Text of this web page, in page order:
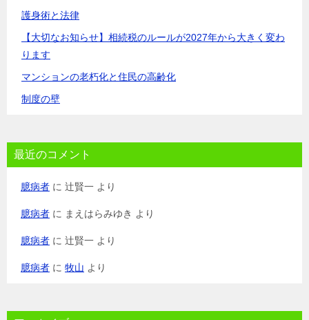
護身術と法律
【大切なお知らせ】相続税のルールが2027年から大きく変わ
ります
マンションの老朽化と住民の高齢化
制度の壁
最近のコメント
臆病者 に 辻賢一 より
臆病者 に まえはらみゆき より
臆病者 に 辻賢一 より
臆病者 に 牧山 より